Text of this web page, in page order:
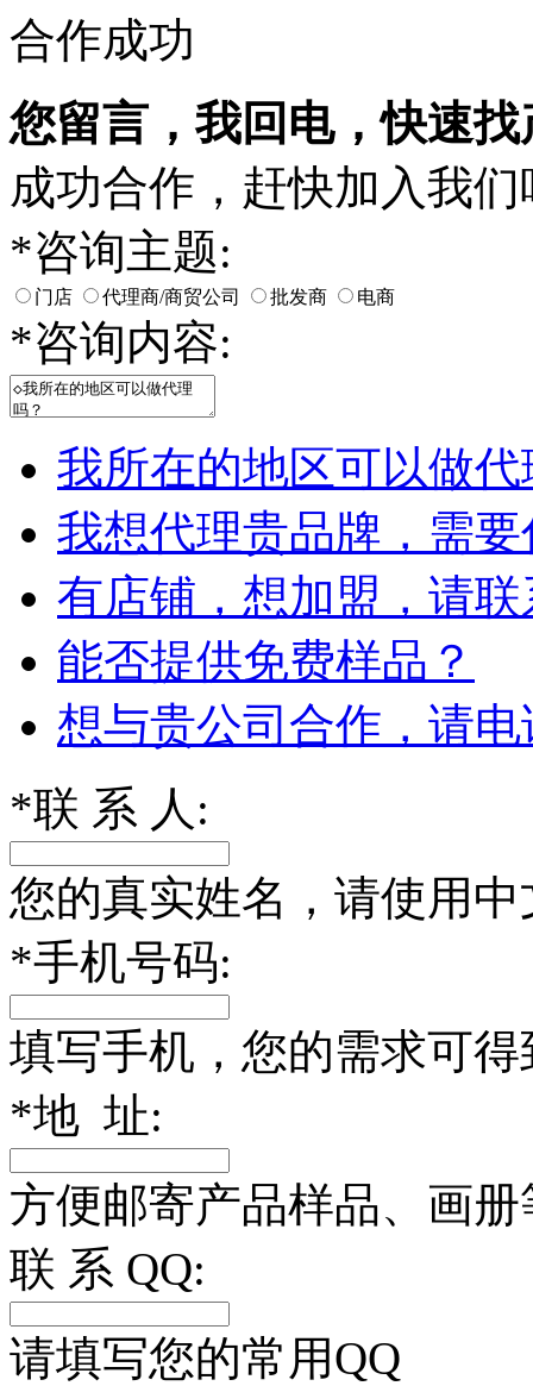
合作成功
您留言，我回电，快速找
成功合作，赶快加入我们
*咨询主题:
门店 代理商/商贸公司 批发商 电商
*咨询内容:
我所在的地区可以做
我想代理贵品牌，需
有店铺，想加盟，请
能否提供免费样品？
想与贵公司合作，请
*联 系 人:
您的真实姓名，请使用中
*手机号码:
填写手机，您的需求可
*地 址:
方便邮寄产品样品、画
联 系 QQ:
请填写您的常用QQ